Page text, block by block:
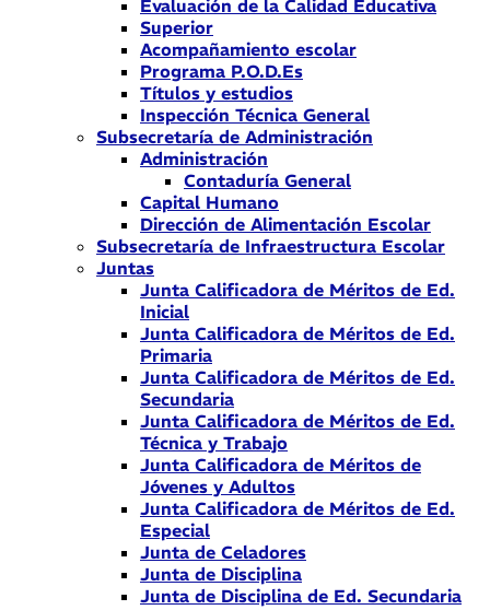
Evaluación de la Calidad Educativa
Superior
Acompañamiento escolar
Programa P.O.D.Es
Títulos y estudios
Inspección Técnica General
Subsecretaría de Administración
Administración
Contaduría General
Capital Humano
Dirección de Alimentación Escolar
Subsecretaría de Infraestructura Escolar
Juntas
Junta Calificadora de Méritos de Ed.
Inicial
Junta Calificadora de Méritos de Ed.
Primaria
Junta Calificadora de Méritos de Ed.
Secundaria
Junta Calificadora de Méritos de Ed.
Técnica y Trabajo
Junta Calificadora de Méritos de
Jóvenes y Adultos
Junta Calificadora de Méritos de Ed.
Especial
Junta de Celadores
Junta de Disciplina
Junta de Disciplina de Ed. Secundaria